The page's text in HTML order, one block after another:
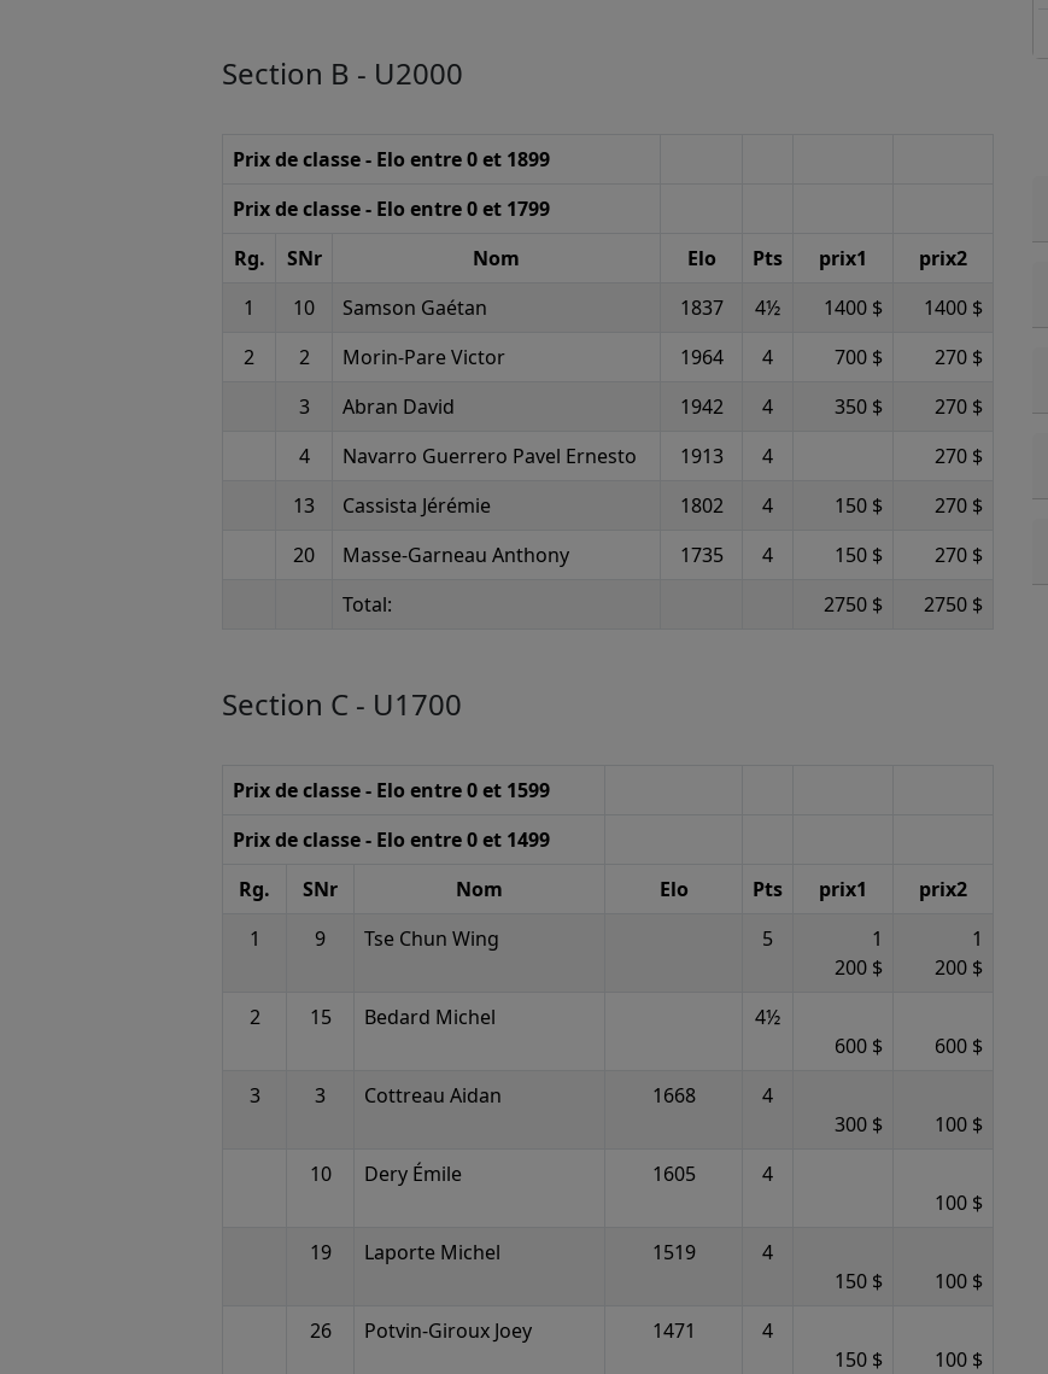
Section B - U2000
Prix de classe - Elo entre 0 et 1899
Prix de classe - Elo entre 0 et 1799
Rg.
SNr Nom Elo Pts prix1
prix2
1
10 Samson Gaétan 1837 4½ 1400 $
1400 $
2
2 Morin-Pare Victor 1964 4 700 $
270 $
3
Abran David 1942 4 350 $
270 $
4
Navarro Guerrero Pavel Ernesto 1913 4
270 $
13
Cassista Jérémie 1802 4 150 $
270 $
20
Masse-Garneau Anthony 1735 4 150 $
270 $
Total:
2750 $ 2750 $
Section C - U1700
Prix de classe - Elo entre 0 et 1599
Prix de classe - Elo entre 0 et 1499
Rg.
SNr Nom Elo Pts prix1
prix2
1
9 Tse Chun Wing 5
1
200 $
1
200 $
2
15 Bedard Michel
4½
600 $
600 $
3
3 Cottreau Aidan 1668
4
300 $
100 $
10
Dery Émile 1605
4
100 $
19
Laporte Michel 1519
4
150 $
100 $
26
Potvin-Giroux Joey 1471
4
150 $
100 $